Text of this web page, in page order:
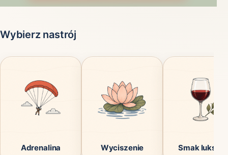
Wybierz nastrój
Adrenalina Wyciszenie Smak